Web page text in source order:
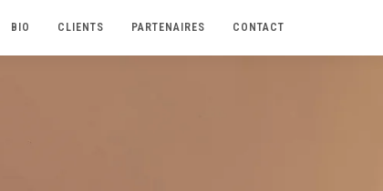
BIO CLIENTS PARTENAIRES CONTACT